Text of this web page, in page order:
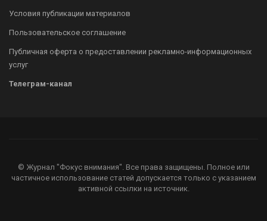
Условия публикации материалов
Пользовательское соглашение
Публичная оферта о предоставлении рекламно-информационных
услуг
Телеграм-канал
© Журнал "Фокус внимания". Все права защищены. Полное или
частичное использование статей допускается только с указанием
активной ссылки на источник.